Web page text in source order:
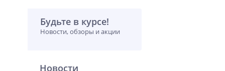
Будьте в курсе!
Новости, обзоры и акции
Новости